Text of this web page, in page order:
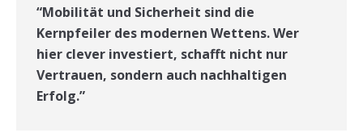
“Mobilität und Sicherheit sind die
Kernpfeiler des modernen Wettens. Wer
hier clever investiert, schafft nicht nur
Vertrauen, sondern auch nachhaltigen
Erfolg.”